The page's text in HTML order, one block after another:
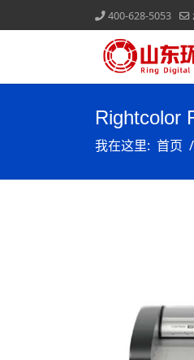
400-628-5053
Rightcolor
我在这里: 首页